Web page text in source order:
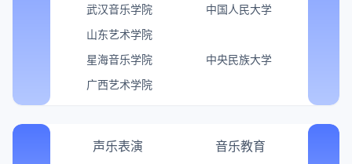
武汉音乐学院
中国人民大学
山东艺术学院
星海音乐学院
中央民族大学
广西艺术学院
声乐表演
音乐教育